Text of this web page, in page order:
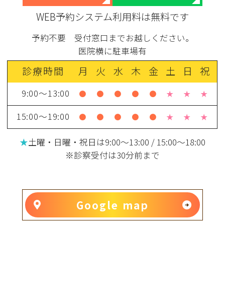
WEB予約システム利用料は無料です
予約不要 受付窓口までお越しください。
医院横に駐車場有
診療時間 月 火 水 木 金 土 日 祝
9:00～13:00 ● ● ● ● ● ★ ★ ★
15:00～19:00 ● ● ● ● ● ★ ★ ★
★土曜・日曜・祝日は9:00～13:00 / 15:00～18:00
※診察受付は30分前まで
Google map